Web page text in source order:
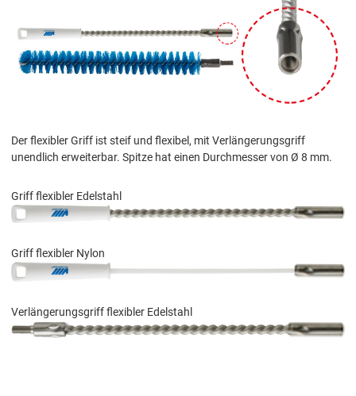
Der flexibler Griff ist steif und flexibel, mit Verlängerungsgriff
unendlich erweiterbar. Spitze hat einen Durchmesser von Ø 8 mm.
Griff flexibler Edelstahl
Griff flexibler Nylon
Verlängerungsgriff flexibler Edelstahl